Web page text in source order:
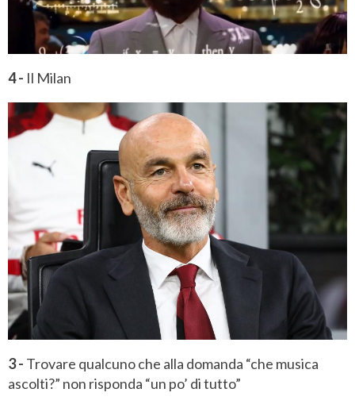
4 - Il Milan
3 - Trovare qualcuno che alla domanda “che musica
ascolti?” non risponda “un po’ di tutto”